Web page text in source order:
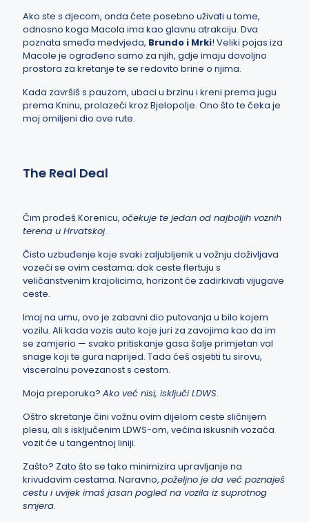
Ako ste s djecom, onda ćete posebno uživati u tome,
odnosno koga Macola ima kao glavnu atrakciju. Dva
poznata smeđa medvjeda, Brundo i Mrki! Veliki pojas iza
Macole je ograđeno samo za njih, gdje imaju dovoljno
prostora za kretanje te se redovito brine o njima.
Kada završiš s pauzom, ubaci u brzinu i kreni prema jugu
prema Kninu, prolazeći kroz Bjelopolje. Ono što te čeka je
moj omiljeni dio ove rute.
The Real Deal
Čim prođeš Korenicu, očekuje te jedan od najboljih voznih
terena u Hrvatskoj.
Čisto uzbuđenje koje svaki zaljubljenik u vožnju doživljava
vozeći se ovim cestama; dok ceste flertuju s
veličanstvenim krajolicima, horizont će zadirkivati vijugave
ceste.
Imaj na umu, ovo je zabavni dio putovanja u bilo kojem
vozilu. Ali kada vozis auto koje juri za zavojima kao da im
se zamjerio — svako pritiskanje gasa šalje primjetan val
snage koji te gura naprijed. Tada ćeš osjetiti tu sirovu,
visceralnu povezanost s cestom.
Moja preporuka? Ako već nisi, isključi LDWS.
Oštro skretanje čini vožnu ovim dijelom ceste sličnijem
plesu, ali s isključenim LDWS-om, većina iskusnih vozača
vozit će u tangentnoj liniji.
Zašto? Zato što se tako minimizira upravljanje na
krivudavim cestama. Naravno, poželjno je da već poznaješ
cestu i uvijek imaš jasan pogled na vozila iz suprotnog
smjera.